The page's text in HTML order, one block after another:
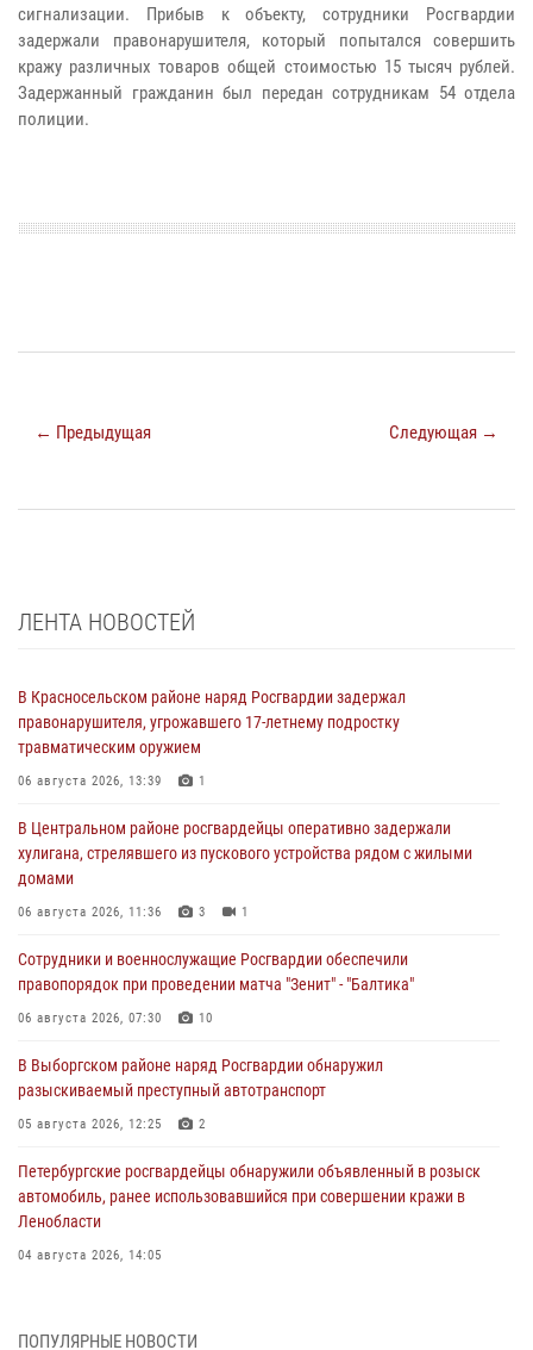
сигнализации. Прибыв к объекту, сотрудники Росгвардии
задержали правонарушителя, который попытался совершить
кражу различных товаров общей стоимостью 15 тысяч рублей.
Задержанный гражданин был передан сотрудникам 54 отдела
полиции.
← Предыдущая Следующая →
ЛЕНТА НОВОСТЕЙ
В Красносельском районе наряд Росгвардии задержал
правонарушителя, угрожавшего 17-летнему подростку
травматическим оружием
06 августа 2026, 13:39 1
В Центральном районе росгвардейцы оперативно задержали
хулигана, стрелявшего из пускового устройства рядом с жилыми
домами
06 августа 2026, 11:36 3 1
Сотрудники и военнослужащие Росгвардии обеспечили
правопорядок при проведении матча "Зенит" - "Балтика"
06 августа 2026, 07:30 10
В Выборгском районе наряд Росгвардии обнаружил
разыскиваемый преступный автотранспорт
05 августа 2026, 12:25 2
Петербургские росгвардейцы обнаружили объявленный в розыск
автомобиль, ранее использовавшийся при совершении кражи в
Ленобласти
04 августа 2026, 14:05
ПОПУЛЯРНЫЕ НОВОСТИ